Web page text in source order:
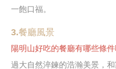
一飽口福。
3.餐廳風景
陽明山好吃的餐廳有哪些條件
過大自然淬鍊的浩瀚美景，